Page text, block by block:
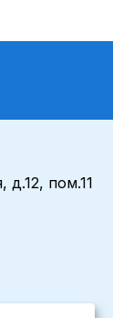
д.12, пом.11